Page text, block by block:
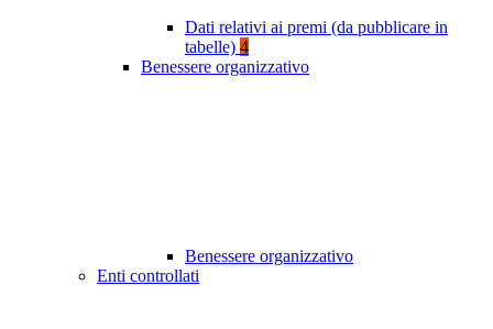
Dati relativi ai premi (da pubblicare in
tabelle) 4
Benessere organizzativo
Benessere organizzativo
Enti controllati